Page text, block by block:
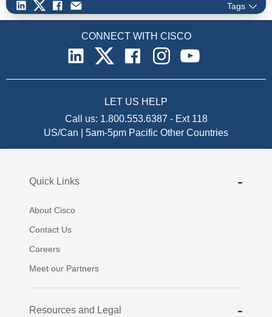
Tags
CONNECT WITH CISCO
LET US HELP
Call us: 1.800.553.6387 - Ext 118
US/Can | 5am-5pm Pacific Other Countries